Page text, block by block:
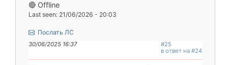
🔴 Offline
Last seen: 21/06/2026 - 20:03
Послать ЛС
30/06/2025 16:37
#25
в ответ на #24